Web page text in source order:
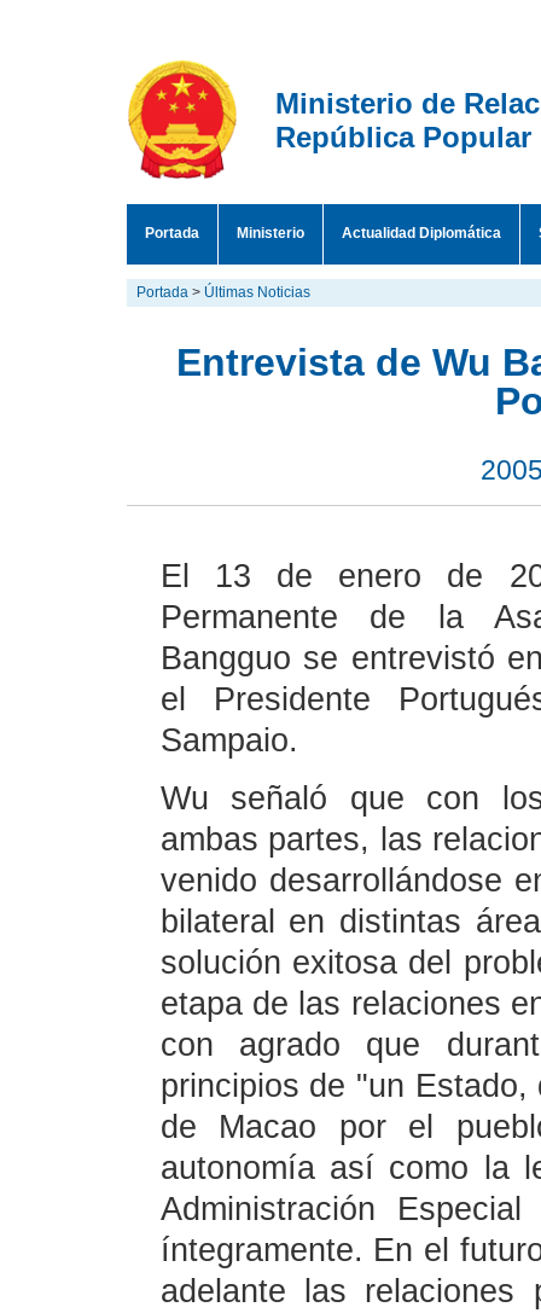
Ministerio de
República Popular
Portada Ministerio Actualidad Diplomática
Portada > Últimas Noticias
Entrevista de Wu
El 13 de enero de
Permanente de la
Bangguo se entrevistó
el Presidente
Sampaio.
Wu señaló que con
ambas partes, las
venido desarrollándose
bilateral en distintas
solución exitosa del
etapa de las relaciones
con agrado que
principios de "un
de Macao por el
autonomía así como la
Administración
íntegramente. En el
adelante las